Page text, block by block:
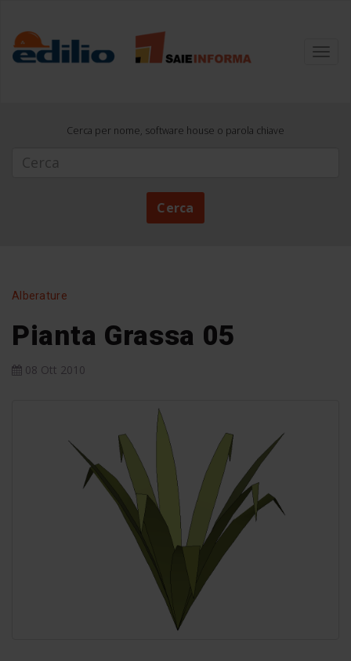
Cerca per nome, software house o parola chiave
Cerca
Alberature
Pianta Grassa 05
08 Ott 2010